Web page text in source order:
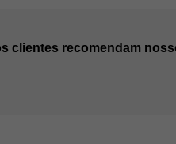
clientes recomendam